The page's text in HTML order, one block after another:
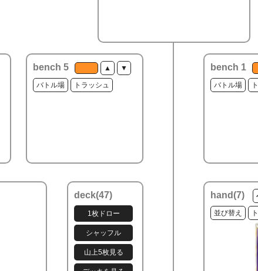
bench 5 ▲ ▼
バトル場 トラッシュ
deck(47)
bench 1
バトル場
hand(7)
並び替え